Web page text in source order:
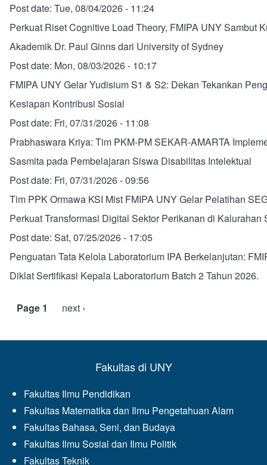
Post date: Tue, 08/04/2026 - 11:24
Perkuat Riset Cognitive Load Theory, FMIPA UNY Sambut
Akademik Dr. Paul Ginns dari University of Sydney
Post date: Mon, 08/03/2026 - 10:17
FMIPA UNY Gelar Yudisium S1 & S2: Dekan Tekankan
Kesiapan Kontribusi Sosial
Post date: Fri, 07/31/2026 - 11:08
Prabhaswara Kriya: Tim PKM-PM SEKAR-AMARTA
Sasmita pada Pembelajaran Siswa Disabilitas Intelektual
Post date: Fri, 07/31/2026 - 09:56
Tim PPK Ormawa KSI Mist FMIPA UNY Gelar Pelatihan
Perkuat Transformasi Digital Sektor Perikanan di Kalurahan
Post date: Sat, 07/25/2026 - 17:05
Penguatan Tata Kelola Laboratorium IPA Berkelanjutan:
Diklat Sertifikasi Kepala Laboratorium Batch 2 Tahun 2026.
Pagination
Page 1
Next
next ›
Fakultas di UNY
Fakultas Ilmu Pendidikan
Fakultas Matematika dan Ilmu Pengetahuan Alam
Fakultas Bahasa, Seni, dan Budaya
Fakultas Ilmu Sosial dan Ilmu Politik
Fakultas Teknik